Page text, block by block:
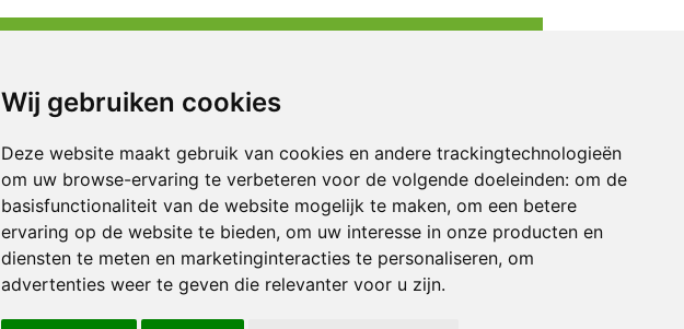
Wij gebruiken cookies
Deze website maakt gebruik van cookies en andere trackingtechnologieën
om uw browse-ervaring te verbeteren voor de volgende doeleinden: om de
basisfunctionaliteit van de website mogelijk te maken, om een betere
ervaring op de website te bieden, om uw interesse in onze producten en
diensten te meten en marketinginteracties te personaliseren, om
advertenties weer te geven die relevanter voor u zijn.
Maandag t/m donderdag: 09.00 - 16.30 uur
Vrijdag: 09.00 - 14.30 uur
Weekend: gesloten